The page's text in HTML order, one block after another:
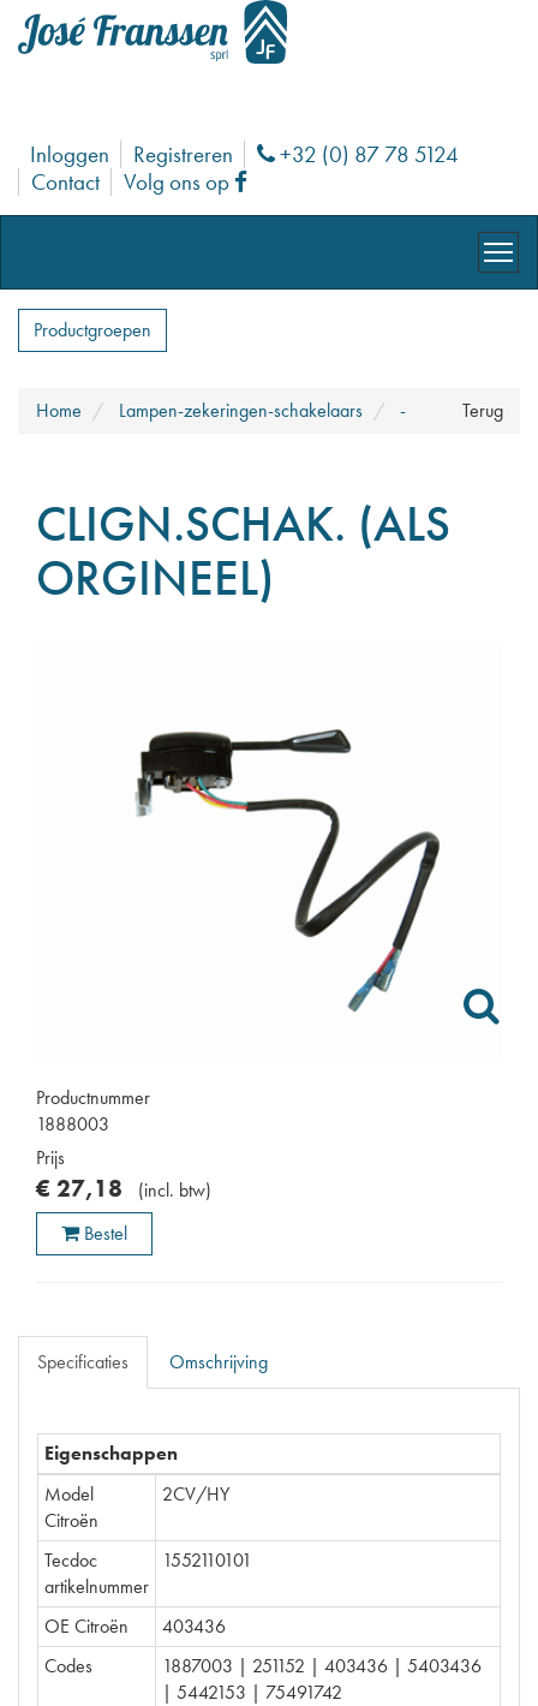
Inloggen Registreren Phone
+32 (0) 87 78 5124
Contact
Volg ons op Facebook
Productgroepen
Terug
Home Lampen-zekeringen-schakelaars -
CLIGN.SCHAK. (ALS
ORGINEEL)
Productnummer
1888003
Prijs
€ 27,18 (incl. btw)
Bestel
Specificaties Omschrijving
Eigenschappen
Model
Citroën
2CV/HY
Tecdoc
artikelnummer
1552110101
OE Citroën
403436
Codes
1887003 | 251152 | 403436 | 5403436
| 5442153 | 75491742